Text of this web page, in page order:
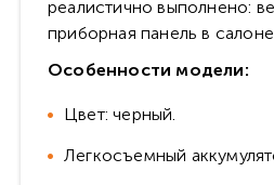
реалистично выполнено:
приборная панель в
Особенности модели:
Цвет: черный.
Легкосъемный